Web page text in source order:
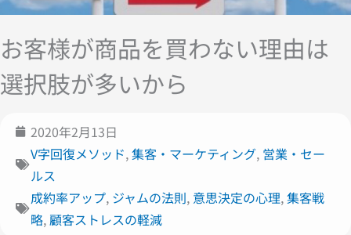
お客様が商品を買わない理由は
選択肢が多いから
2020年2月13日
V字回復メソッド,集客・マーケティング, 営業・セー
ルス
成約率アップ, ジャムの法則, 意思決定の心理,集客戦
略,顧客ストレスの軽減